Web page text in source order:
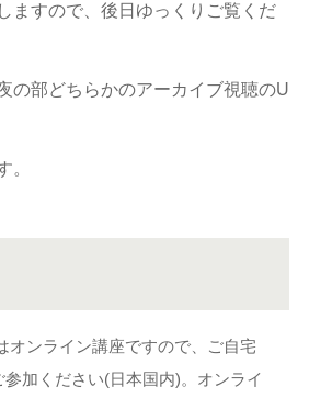
ますので、後日ゆっくりご覧くだ
の部どちらかのアーカイブ視聴のU
。
オンライン講座ですので、ご自宅
加ください(日本国内)。オンライ